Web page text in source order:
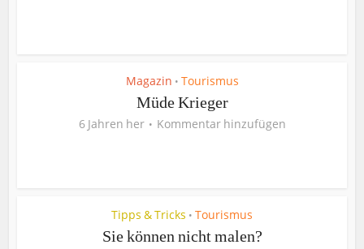
Magazin • Tourismus
Müde Krieger
6 Jahren her Kommentar hinzufügen
Tipps & Tricks • Tourismus
Sie können nicht malen?